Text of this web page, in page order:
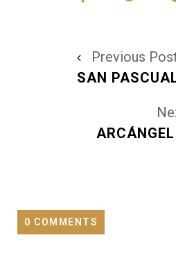
Previous
0 COMMENTS